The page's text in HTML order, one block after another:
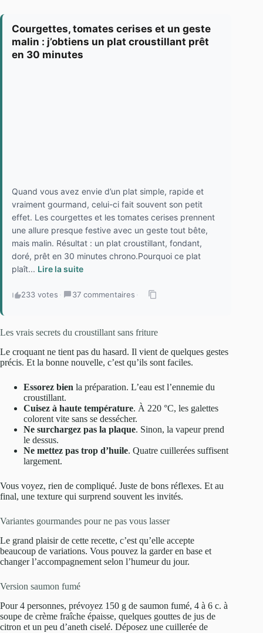
Courgettes, tomates cerises et un geste
malin : j’obtiens un plat croustillant prêt
en 30 minutes
Quand vous avez envie d’un plat simple, rapide et
vraiment gourmand, celui-ci fait souvent son petit
effet. Les courgettes et les tomates cerises prennent
une allure presque festive avec un geste tout bête,
mais malin. Résultat : un plat croustillant, fondant,
doré, prêt en 30 minutes chrono.Pourquoi ce plat
plaît... Lire la suite
233 votes · 37 commentaires ·
Les vrais secrets du croustillant sans friture
Le croquant ne tient pas du hasard. Il vient de quelques gestes
précis. Et la bonne nouvelle, c’est qu’ils sont faciles.
Essorez bien la préparation. L’eau est l’ennemie du
croustillant.
Cuisez à haute température. À 220 °C, les galettes
colorent vite sans se dessécher.
Ne surchargez pas la plaque. Sinon, la vapeur prend
le dessus.
Ne mettez pas trop d’huile. Quatre cuillerées suffisent
largement.
Vous voyez, rien de compliqué. Juste de bons réflexes. Et au
final, une texture qui surprend souvent les invités.
Variantes gourmandes pour ne pas vous lasser
Le grand plaisir de cette recette, c’est qu’elle accepte
beaucoup de variations. Vous pouvez la garder en base et
changer l’accompagnement selon l’humeur du jour.
Version saumon fumé
Pour 4 personnes, prévoyez 150 g de saumon fumé, 4 à 6 c. à
soupe de crème fraîche épaisse, quelques gouttes de jus de
citron et un peu d’aneth ciselé. Déposez une cuillerée de